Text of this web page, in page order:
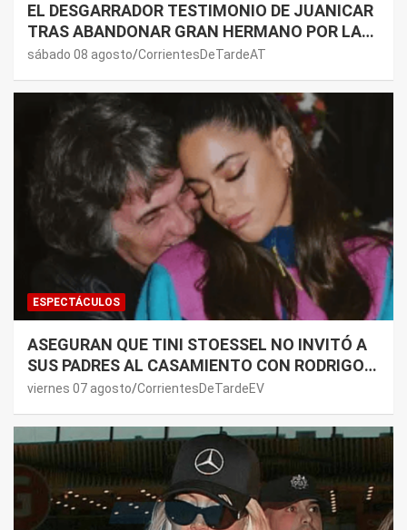
EL DESGARRADOR TESTIMONIO DE JUANICAR
TRAS ABANDONAR GRAN HERMANO POR LA
SALUD DE SU MAMÁ.
sábado 08 agosto CorrientesDeTardeAT
ESPECTÁCULOS
ASEGURAN QUE TINI STOESSEL NO INVITÓ A
SUS PADRES AL CASAMIENTO CON RODRIGO
DE PAUL: LOS MOTIVOS
viernes 07 agosto CorrientesDeTardeEV